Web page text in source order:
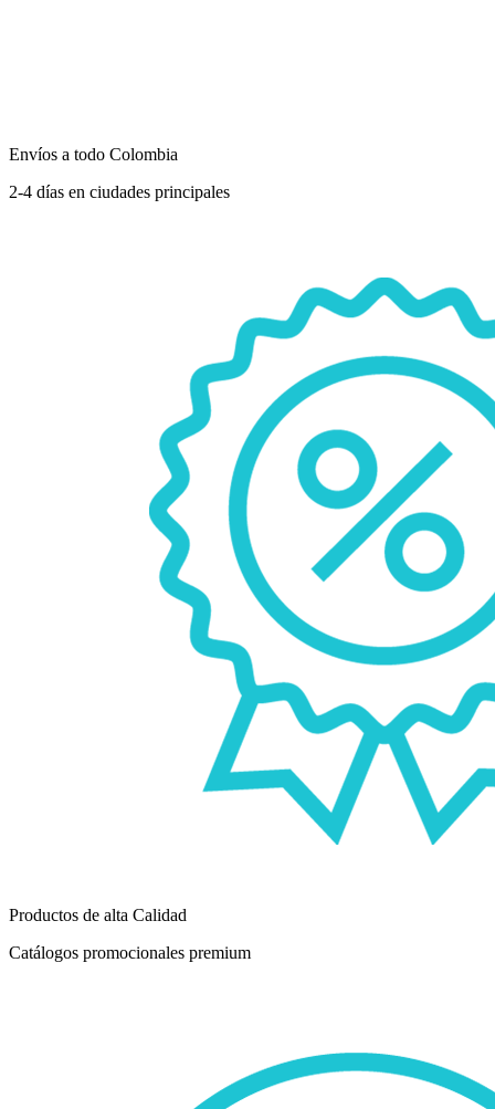
Envíos a todo Colombia
2-4 días en ciudades principales
Productos de alta Calidad
Catálogos promocionales premium